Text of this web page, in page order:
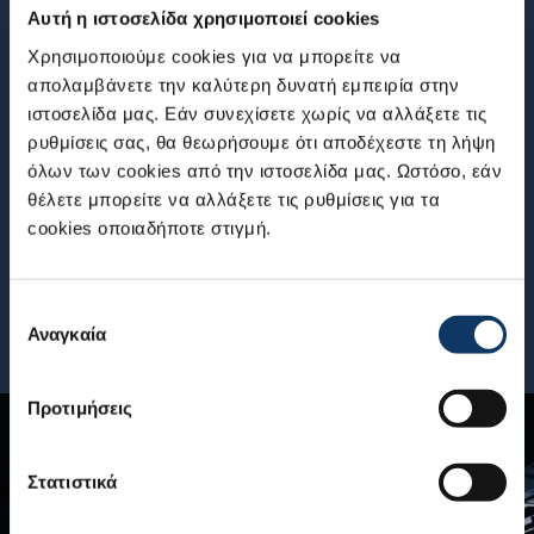
Αυτή η ιστοσελίδα χρησιμοποιεί cookies
Χρησιμοποιούμε cookies για να μπορείτε να
απολαμβάνετε την καλύτερη δυνατή εμπειρία στην
ιστοσελίδα μας. Εάν συνεχίσετε χωρίς να αλλάξετε τις
ρυθμίσεις σας, θα θεωρήσουμε ότι αποδέχεστε τη λήψη
όλων των cookies από την ιστοσελίδα μας. Ωστόσο, εάν
θέλετε μπορείτε να αλλάξετε τις ρυθμίσεις για τα
cookies οποιαδήποτε στιγμή.
συγκατάθεσης
Αναγκαία
Προτιμήσεις
Στατιστικά
«Μικρότερα και ελαφρύτερα αυτοκίνητα,
κατασκευασμένα με λιγότερους πόρους, σε
λιγότερο χρόνο και με όσο το δυνατόν πιο φιλικό
τρόπο προς το περιβάλλον».